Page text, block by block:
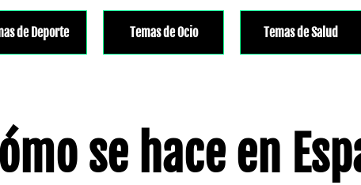
de Deporte Temas de Ocio Temas de Salud
se hace en